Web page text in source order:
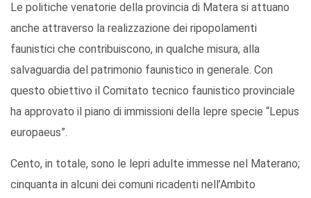
Le politiche venatorie della provincia di Matera si attuano
anche attraverso la realizzazione dei ripopolamenti
faunistici che contribuiscono, in qualche misura, alla
salvaguardia del patrimonio faunistico in generale. Con
questo obiettivo il Comitato tecnico faunistico provinciale
ha approvato il piano di immissioni della lepre specie “Lepus
europaeus”.
Cento, in totale, sono le lepri adulte immesse nel Materano;
cinquanta in alcuni dei comuni ricadenti nell’Ambito